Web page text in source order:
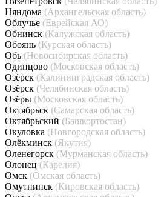
Няндома (Архангельская область)
Облучье (Еврейская АО)
Обнинск (Калужская область)
Обоянь (Курская область)
Обь (Новосибирская область)
Одинцово (Московская область)
Озёрск (Калининградская область)
Озёрск (Челябинская область)
Озёры (Московская область)
Октябрьск (Самарская область)
Октябрьский (Башкортостан)
Окуловка (Новгородская область)
Олёкминск (Якутия)
Оленегорск (Мурманская область)
Олонец (Карелия)
Омск (Омская область)
Омутнинск (Кировская область)